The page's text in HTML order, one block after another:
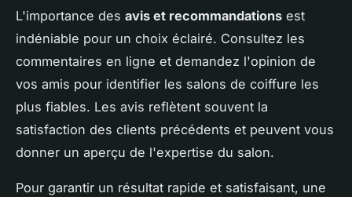
L'importance des avis et recommandations est
indéniable pour un choix éclairé. Consultez les
commentaires en ligne et demandez l'opinion de
vos amis pour identifier les salons de coiffure les
plus fiables. Les avis reflètent souvent la
satisfaction des clients précédents et peuvent vous
donner un aperçu de l'expertise du salon.
Pour garantir un résultat rapide et satisfaisant, une